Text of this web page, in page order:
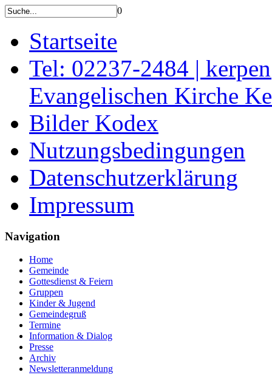
0
Startseite
Tel: 02237-2484 |
Evangelischen Kirche
Bilder Kodex
Nutzungsbedingungen
Datenschutzerklärung
Impressum
Navigation
Home
Gemeinde
Gottesdienst & Feiern
Gruppen
Kinder & Jugend
Gemeindegruß
Termine
Information & Dialog
Presse
Archiv
Newsletteranmeldung